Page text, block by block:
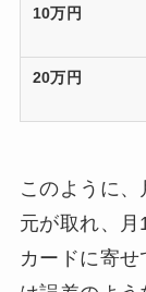
10万円
20万円
このように
元が取れ、
カードに寄